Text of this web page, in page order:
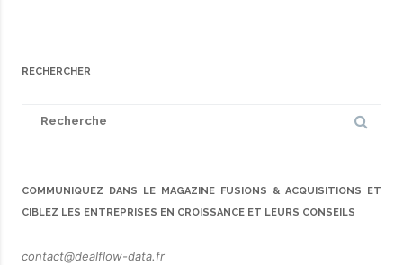
RECHERCHER
COMMUNIQUEZ DANS LE MAGAZINE FUSIONS & ACQUISITIONS ET
CIBLEZ LES ENTREPRISES EN CROISSANCE ET LEURS CONSEILS
contact@dealflow-data.fr